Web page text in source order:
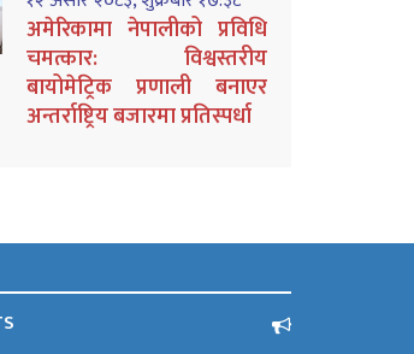
अमेरिकामा नेपालीको प्रविधि
चमत्कार: विश्वस्तरीय
बायोमेट्रिक प्रणाली बनाएर
अन्तर्राष्ट्रिय बजारमा प्रतिस्पर्धा